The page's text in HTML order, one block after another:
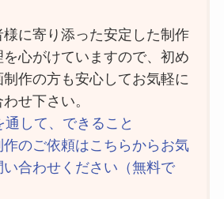
様に寄り添った安定した制作
を心がけていますので、初め
制作の方も安心してお気軽に
せ下さい。
通して、できること
作のご依頼はこちらからお気
い合わせください（無料で